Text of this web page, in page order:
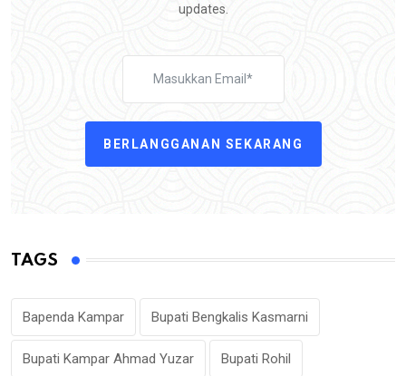
updates.
BERLANGGANAN SEKARANG
TAGS
Bapenda Kampar Bupati Bengkalis Kasmarni
Bupati Kampar Ahmad Yuzar Bupati Rohil